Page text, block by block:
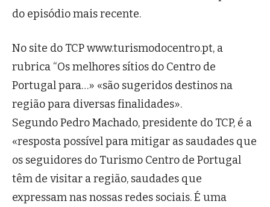
do episódio mais recente.
No site do TCP www.turismodocentro.pt, a
rubrica “Os melhores sítios do Centro de
Portugal para…» «são sugeridos destinos na
região para diversas finalidades».
Segundo Pedro Machado, presidente do TCP, é a
«resposta possível para mitigar as saudades que
os seguidores do Turismo Centro de Portugal
têm de visitar a região, saudades que
expressam nas nossas redes sociais. É uma